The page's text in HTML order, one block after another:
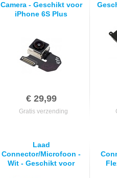
Camera - Geschikt voor
iPhone 6S Plus
€ 29,99
Gratis verzending
Laad
Connector/Microfoon -
Wit - Geschikt voor